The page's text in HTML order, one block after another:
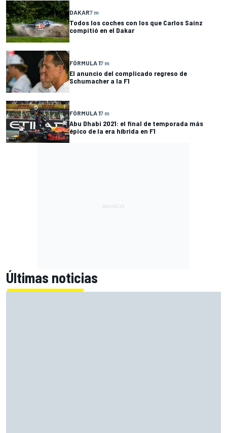
DAKAR7 m
Todos los coches con los que Carlos Sainz
compitió en el Dakar
FÓRMULA 17 m
El anuncio del complicado regreso de
Schumacher a la F1
FÓRMULA 17 m
Abu Dhabi 2021: el final de temporada más
épico de la era híbrida en F1
Últimas noticias